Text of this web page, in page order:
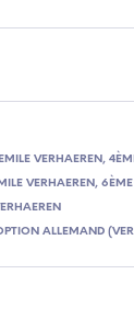
VERHAEREN ,
VERHAEREN , 6ÈME
ALLEMAND